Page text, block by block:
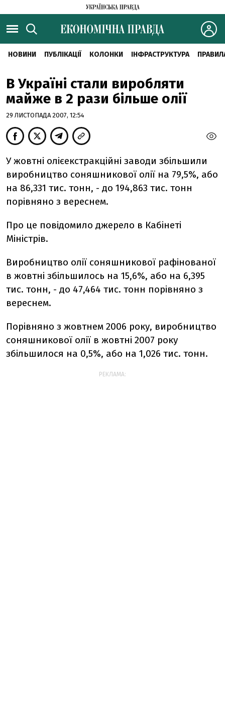
НОВИНИ ПУБЛІКАЦІЇ КОЛОНКИ ІНФРАСТРУКТУРА
В Україні стали виробляти
майже в 2 рази більше олії
29 ЛИСТОПАДА 2007, 12:54
У жовтні олієекстракційні заводи збільшили
виробництво соняшникової олії на 79,5%, або
на 86,331 тис. тонн, - до 194,863 тис. тонн
порівняно з вереснем.
Про це повідомило джерело в Кабінеті
Міністрів.
Виробництво олії соняшникової рафінованої
в жовтні збільшилось на 15,6%, або на 6,395
тис. тонн, - до 47,464 тис. тонн порівняно з
вереснем.
Порівняно з жовтнем 2006 року, виробництво
соняшникової олії в жовтні 2007 року
збільшилося на 0,5%, або на 1,026 тис. тонн.
РЕКЛАМА: